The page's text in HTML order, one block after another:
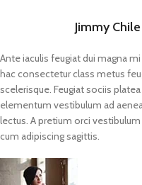
Jimmy
Ante iaculis feugiat dui magna
hac consectetur class metus
scelerisque. Feugiat sociis
elementum vestibulum ad
lectus. A pretium orci
cum adipiscing sagittis.